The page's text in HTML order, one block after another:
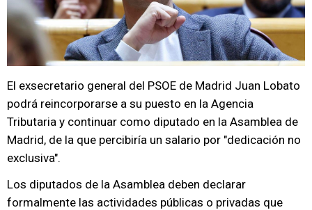
El exsecretario general del PSOE de Madrid Juan Lobato
podrá reincorporarse a su puesto en la Agencia
Tributaria y continuar como diputado en la Asamblea de
Madrid, de la que percibiría un salario por "dedicación no
exclusiva".
Los diputados de la Asamblea deben declarar
formalmente las actividades públicas o privadas que